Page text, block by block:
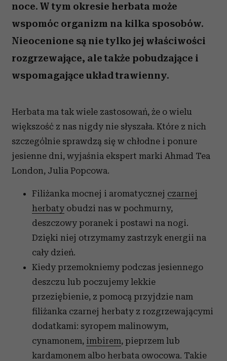
noce. W tym okresie herbata może
wspomóc organizm na kilka sposobów.
Nieocenione są nie tylko jej właściwości
rozgrzewające, ale także pobudzające i
wspomagające układ trawienny.
Herbata ma tak wiele zastosowań, że o wielu
większość z nas nigdy nie słyszała. Które z nich
szczególnie sprawdzą się w chłodne i ponure
jesienne dni, wyjaśnia ekspert marki Ahmad Tea
London, Julia Popcowa.
Filiżanka mocnej i aromatycznej czarnej
herbaty obudzi nas w pochmurny,
deszczowy poranek i postawi na nogi.
Dzięki niej otrzymamy zastrzyk energii na
cały dzień.
Kiedy przemokniemy podczas jesiennego
deszczu lub poczujemy lekkie
przeziębienie, z pomocą przyjdzie nam
filiżanka czarnej herbaty z rozgrzewającymi
dodatkami: syropem malinowym,
cynamonem, imbirem, pieprzem lub
kardamonem albo herbata owocowa. Takie